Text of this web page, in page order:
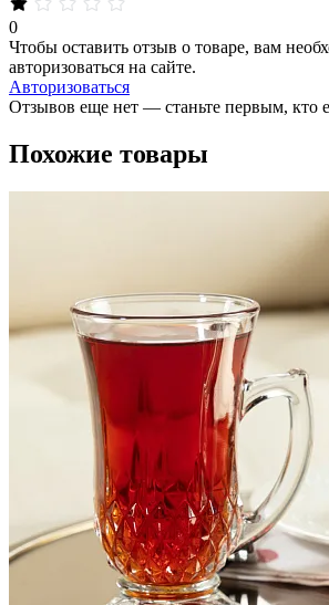
0
Чтобы оставить отзыв о товаре, вам
авторизоваться на сайте.
Авторизоваться
Отзывов еще нет — станьте первым, кто
Похожие товары